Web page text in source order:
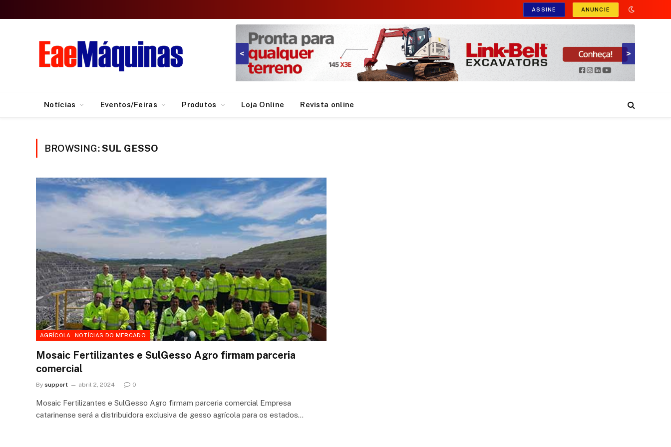
ASSINE ANUNCIE
>
<
Notícias Eventos/Feiras Produtos Loja Online Revista online
BROWSING:SUL GESSO
AGRÍCOLA - NOTÍCIAS DO MERCADO
Mosaic Fertilizantes e SulGesso Agro firmam parceria
comercial
By support abril 2, 2024 0
Mosaic Fertilizantes e SulGesso Agro firmam parceria comercial Empresa
catarinense será a distribuidora exclusiva de gesso agrícola para os estados…